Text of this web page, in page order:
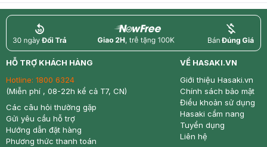
return nowfree price
HỖ TRỢ KHÁCH HÀNG
Hotline: 1800 6324
(Miễn phí , 08-22h kể cả T7, CN)
Các câu hỏi thường gặp
Gửi yêu cầu hỗ trợ
Hướng dẫn đặt hàng
Phương thức thanh toán
VỀ HASAKI.VN
Giới thiệu Hasaki.vn
Chính sách bảo mật
Điều khoản sử dụng
Hasaki cẩm nang
Tuyển dụng
Liên hệ